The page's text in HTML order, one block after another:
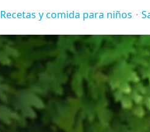
Recetas y comida para niños